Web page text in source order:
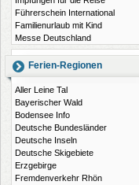
Führerschein International
Familienurlaub mit Kind
Messe Deutschland
Ferien-Regionen
Aller Leine Tal
Bayerischer Wald
Bodensee Info
Deutsche Bundesländer
Deutsche Inseln
Deutsche Skigebiete
Erzgebirge
Fremdenverkehr Rhön